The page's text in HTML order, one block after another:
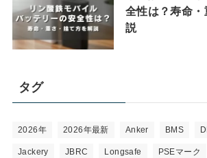
全性は？寿命
説
タグ
2026年 2026年最新 Anker BMS
Jackery JBRC Longsafe PSEマーク